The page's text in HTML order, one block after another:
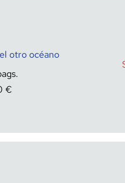
otro océano
€